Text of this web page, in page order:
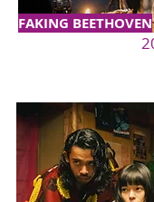
FAKING BEETHOVEN